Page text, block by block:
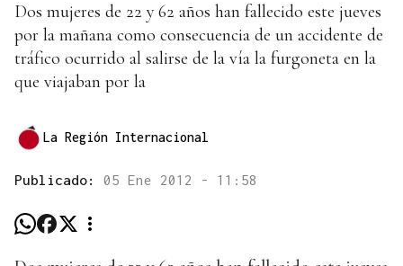
Dos mujeres de 22 y 62 años han fallecido este jueves
por la mañana como consecuencia de un accidente de
tráfico ocurrido al salirse de la vía la furgoneta en la
que viajaban por la
La Región Internacional
Publicado: 05 Ene 2012 - 11:58